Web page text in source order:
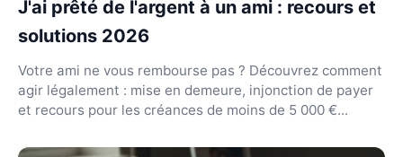
J'ai prêté de l'argent à un ami : recours et
solutions 2026
Votre ami ne vous rembourse pas ? Découvrez comment
agir légalement : mise en demeure, injonction de payer
et recours pour les créances de moins de 5 000 €...